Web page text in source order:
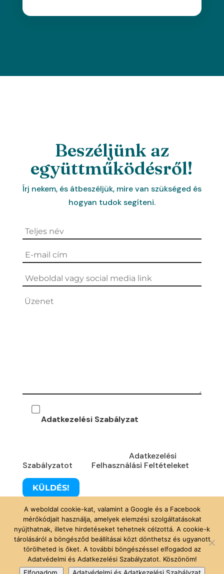
Beszéljünk az
együttműködésről!
Írj nekem, és átbeszéljük, mire van szükséged és
hogyan tudok segíteni.
Adatkezelési Szabályzat
Adatkezelési
Szabályzatot
Felhasználási Feltételeket
A weboldal cookie-kat, valamint a Google és a Facebook
mérőkódjait használja, amelyek elemzési szolgáltatásokat
nyújthatnak, illetve hirdetéseket tehetnek célzottá. A cookie-k
tárolásáról a böngésződ beállításai közt dönthetsz és ugyanott
törölheted is őket. A további böngészéssel elfogadod az
Adatvédelmi és Adatkezelési Szabályzatot. Köszönöm!